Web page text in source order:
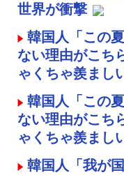
世界が衝撃
韓国人「この
ない理由がこ
ゃくちゃ羨まし
韓国人「この
ない理由がこ
ゃくちゃ羨まし
韓国人「我が